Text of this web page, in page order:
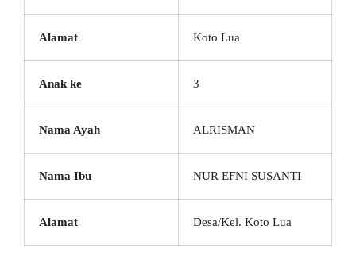
Alamat Koto Lua
Anak ke 3
Nama Ayah ALRISMAN
Nama Ibu NUR EFNI SUSANTI
Alamat Desa/Kel. Koto Lua